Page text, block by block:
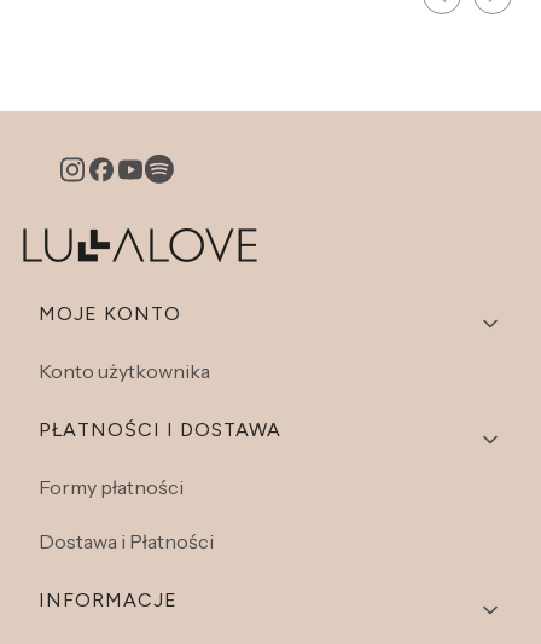
Linki w stopce
MOJE KONTO
Konto użytkownika
PŁATNOŚCI I DOSTAWA
Formy płatności
Dostawa i Płatności
INFORMACJE